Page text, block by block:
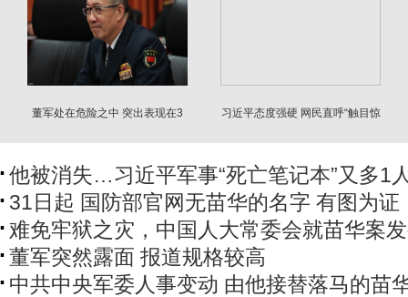
董军处在危险之中 突出表现在3
习近平态度强硬 网民直呼“触目惊
他被消失…习近平军事“死亡笔记本”又多1
31日起 国防部官网无苗华的名字 有图为证
难免牢狱之灾，中国人大常委会就苗华案
董军突然露面 报道规格较高
中共中央军委人事变动 由他接替落马的苗